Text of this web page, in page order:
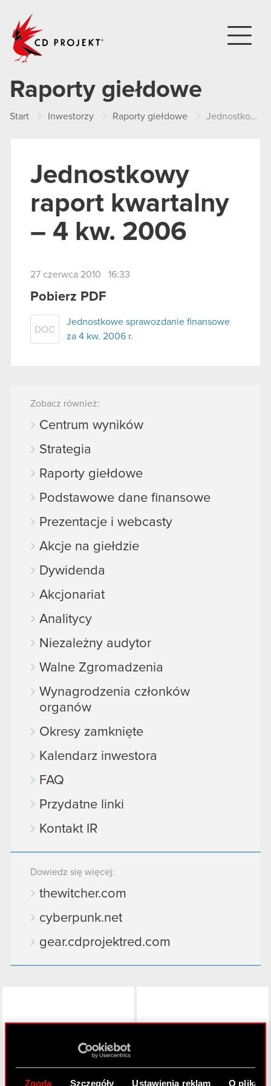
Zgoda Szczegóły Ustawienia reklam O
Raporty giełdowe
Start Inwestorzy Raporty giełdowe Jednostkowy raport kwartalny – 4 kw. 2006
Jednostkowy
raport kwartalny
– 4 kw. 2006
27 czerwca 2010 16:33
Pobierz PDF
DOC
Jednostkowe sprawozdanie finansowe
za 4 kw. 2006 r.
Zobacz również:
Centrum wyników
Strategia
Raporty giełdowe
Podstawowe dane finansowe
Prezentacje i webcasty
Akcje na giełdzie
Dywidenda
Akcjonariat
Analitycy
Niezależny audytor
Walne Zgromadzenia
Wynagrodzenia członków
organów
Okresy zamknięte
Kalendarz inwestora
FAQ
Przydatne linki
Kontakt IR
Dowiedz się więcej:
thewitcher.com
cyberpunk.net
gear.cdprojektred.com